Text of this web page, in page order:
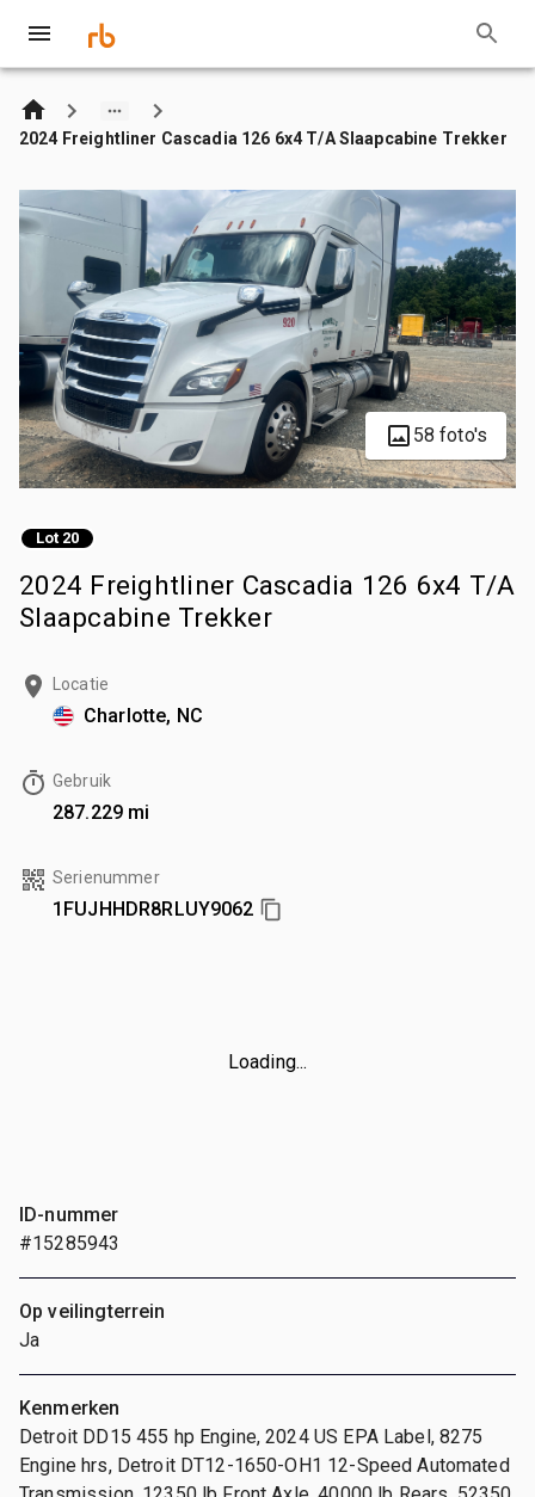
2024 Freightliner Cascadia 126 6x4 T/A Slaapcabine Trekker
58 foto's
Lot 20
2024 Freightliner Cascadia 126 6x4 T/A
Slaapcabine Trekker
Locatie
Charlotte, NC
Gebruik
287.229 mi
Serienummer
1FUJHHDR8RLUY9062
Loading...
ID-nummer
#15285943
Op veilingterrein
Ja
Kenmerken
Detroit DD15 455 hp Engine, 2024 US EPA Label, 8275
Engine hrs, Detroit DT12-1650-OH1 12-Speed Automated